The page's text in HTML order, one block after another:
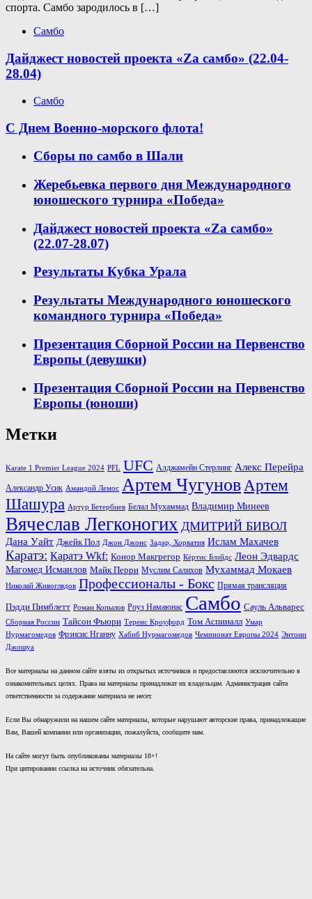
спорта. Самбо зародилось в […]
Самбо
Дайджест новостей проекта «Zа самбо» (22.04-
28.04)
Самбо
С Днем Военно-морского флота!
Сборы по самбо в Шали
Жеребьевка первого дня Международного
юношеского турнира «Победа»
Дайджест новостей проекта «Zа самбо»
(22.07-28.07)
Результаты Кубка Урала
Результаты Международного юношеского
командного турнира «Победа»
Презентация Сборной России на Первенство
Европы (девушки)
Презентация Сборной России на Первенство
Европы (юноши)
Метки
Karate 1 Premier League 2024 PFL UFC Алджамейн Стерлинг Алекс Перейра
Александр Усик Амандой Лемос Артем ЧугуновАртем
Шашура Артур Бетербиев Белал Мухаммад Владимир Минеев
Вячеслав Легконогих ДМИТРИЙ БИВОЛ
Дана Уайт Джейк Пол Джон Джонс Задар, Хорватия Ислам Махачев
Каратэ: Каратэ Wkf: Конор Макгрегор Кёртис Блэйдс Леон Эдвардс
Магомед Исмаилов Майк Перри Муслим Салихов Мухаммад Мокаев
Николай Живоглядов Профессионалы - Бокс Прямая трансляция
Пэдди Пимблетт Роман Копылов Роуз Намаюнас Самбо Сауль Альварес
Сборная России Тайсон Фьюри Теренс Кроуфорд Том Аспиналл Умар
Нурмагомедов Фрэнсис Нганну Хабиб Нурмагомедов Чемпионат Европы 2024 Энтони
Джошуа
Все материалы на данном сайте взяты из открытых источников и предоставляются исключительно в
ознакомительных целях. Права на материалы принадлежат их владельцам. Администрация сайта
ответственности за содержание материала не несет.
Если Вы обнаружили на нашем сайте материалы, которые нарушают авторские права, принадлежащие
Вам, Вашей компании или организации, пожалуйста, сообщите нам.
На сайте могут быть опубликованы материалы 18+!
При цитировании ссылка на источник обязательна.